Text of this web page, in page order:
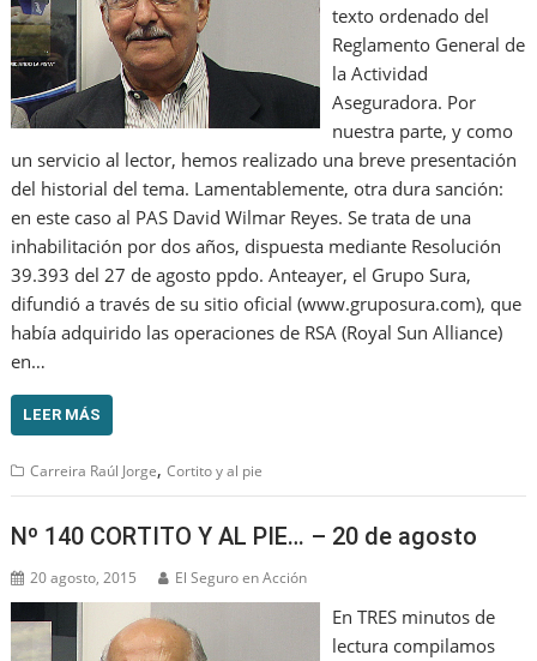
texto ordenado del
Reglamento General de
la Actividad
Aseguradora. Por
nuestra parte, y como
un servicio al lector, hemos realizado una breve presentación
del historial del tema. Lamentablemente, otra dura sanción:
en este caso al PAS David Wilmar Reyes. Se trata de una
inhabilitación por dos años, dispuesta mediante Resolución
39.393 del 27 de agosto ppdo. Anteayer, el Grupo Sura,
difundió a través de su sitio oficial (www.gruposura.com), que
había adquirido las operaciones de RSA (Royal Sun Alliance)
en…
LEER MÁS
Carreira Raúl Jorge,Cortito y al pie
Nº 140 CORTITO Y AL PIE… – 20 de agosto
20 agosto, 2015 El Seguro en Acción
En TRES minutos de
lectura compilamos